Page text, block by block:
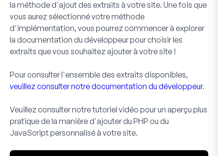
la méthode d'ajout des extraits à votre site. Une fois que
vous aurez sélectionné votre méthode
d'implémentation, vous pourrez commencer à explorer
la documentation du développeur pour choisir les
extraits que vous souhaitez ajouter à votre site !
Pour consulter l'ensemble des extraits disponibles,
veuillez consulter notre documentation du développeur.
Veuillez consulter notre tutoriel vidéo pour un aperçu plus
pratique de la manière d'ajouter du PHP ou du
JavaScript personnalisé à votre site.